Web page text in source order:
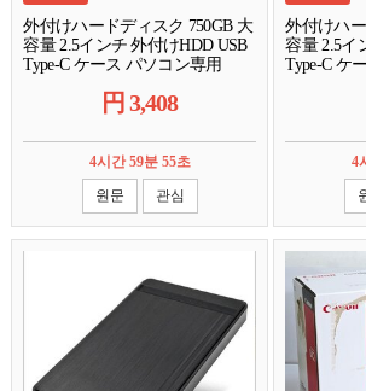
外付けハードディスク 750GB 大
容量 2.5インチ 外付けHDD USB
Type-C ケース パソコン専用
円3,408
4시간 59분 54초
원문
관심
外付けハ
容量 2.5イ
Type-C ケ
4